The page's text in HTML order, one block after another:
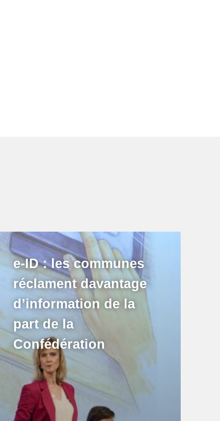
e-ID : les communes
réclament davantage
d’information de la
part de la
Confédération